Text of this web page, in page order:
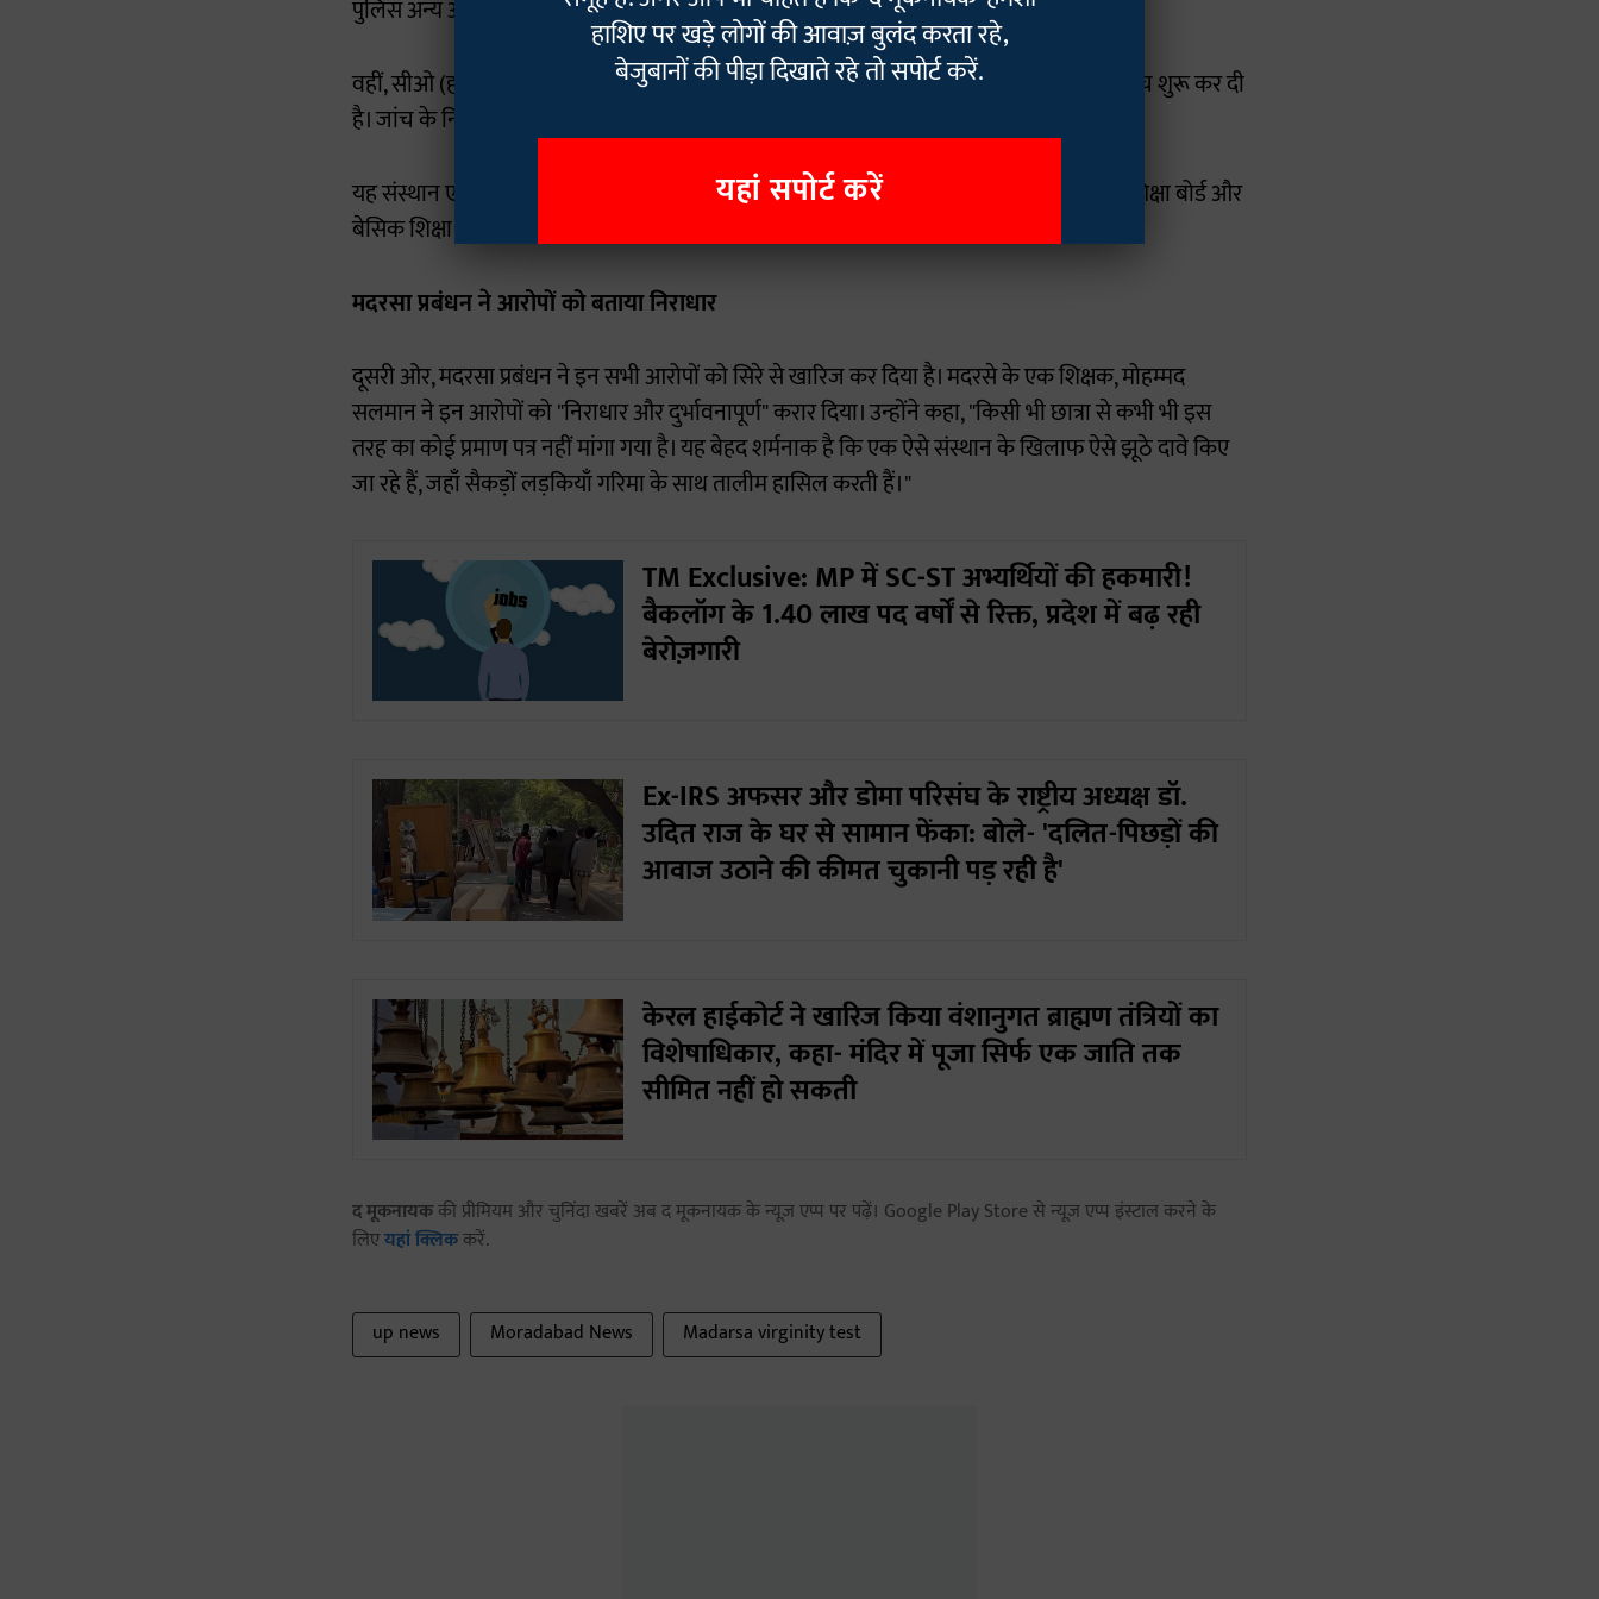
पुलिस अन्य आरोपियों की सरगर्मी से तलाश कर रही है।"
वहीं, सीओ (हाईवे) राजेश कुमार ने कहा, "पुलिस ने स्कूल के खिलाफ प्राथमिकी दर्ज कर मामले की जांच शुरू कर दी
है। जांच के निष्कर्षों के आधार पर कानून की उचित धाराएं जोड़ी जाएंगी।"
यह संस्थान एक मदरसे और इंटर-कॉलेज दोनों के रूप में कार्य करता है और यह उत्तर प्रदेश माध्यमिक शिक्षा बोर्ड और
बेसिक शिक्षा विभाग से संबद्ध है।
मदरसा प्रबंधन ने आरोपों को बताया निराधार
दूसरी ओर, मदरसा प्रबंधन ने इन सभी आरोपों को सिरे से खारिज कर दिया है। मदरसे के एक शिक्षक, मोहम्मद
सलमान ने इन आरोपों को "निराधार और दुर्भावनापूर्ण" करार दिया। उन्होंने कहा, "किसी भी छात्रा से कभी भी इस
तरह का कोई प्रमाण पत्र नहीं मांगा गया है। यह बेहद शर्मनाक है कि एक ऐसे संस्थान के खिलाफ ऐसे झूठे दावे किए
जा रहे हैं, जहाँ सैकड़ों लड़कियाँ गरिमा के साथ तालीम हासिल करती हैं।"
TM Exclusive: MP में SC-ST अभ्यर्थियों की हकमारी!
बैकलॉग के 1.40 लाख पद वर्षों से रिक्त, प्रदेश में बढ़ रही
बेरोज़गारी
Ex-IRS अफसर और डोमा परिसंघ के राष्ट्रीय अध्यक्ष डॉ.
उदित राज के घर से सामान फेंका: बोले- 'दलित-पिछड़ों की
आवाज उठाने की कीमत चुकानी पड़ रही है'
केरल हाईकोर्ट ने खारिज किया वंशानुगत ब्राह्मण तंत्रियों का
विशेषाधिकार, कहा- मंदिर में पूजा सिर्फ एक जाति तक
सीमित नहीं हो सकती
द मूकनायककी प्रीमियम और चुनिंदा खबरें अब द मूकनायक के न्यूज़ एप्प पर पढ़ें। Google Play Store से न्यूज़ एप्प इंस्टाल करने के
लिएयहां क्लिककरें.
up news Moradabad News Madarsa virginity test
हाशिए पर खड़े लोगों की आवाज़ बुलंद करता रहे,
बेजुबानों की पीड़ा दिखाते रहे तो सपोर्ट करें.
यहां सपोर्ट करें